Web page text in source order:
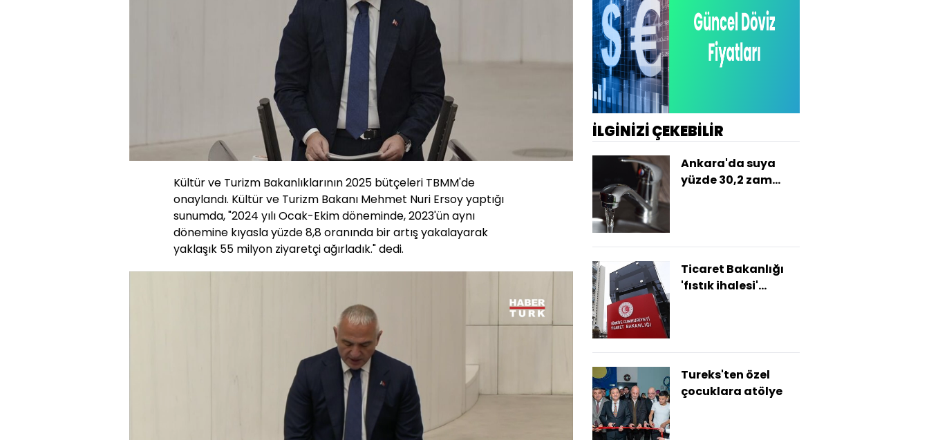
Kültür ve Turizm Bakanlıklarının 2025 bütçeleri TBMM'de
onaylandı. Kültür ve Turizm Bakanı Mehmet Nuri Ersoy yaptığı
sunumda, "2024 yılı Ocak-Ekim döneminde, 2023'ün aynı
dönemine kıyasla yüzde 8,8 oranında bir artış yakalayarak
yaklaşık 55 milyon ziyaretçi ağırladık." dedi.
İLGİNİZİ ÇEKEBİLİR
Ankara'da suya
yüzde 30,2 zam
Ticaret Bakanlığı
'fıstık ihalesi'
Tureks'ten özel
çocuklara atölye